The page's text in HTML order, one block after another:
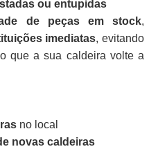
ou entupidas
de peças em stock,
imediatas, evitando
que a sua caldeira volte a
no local
novas caldeiras